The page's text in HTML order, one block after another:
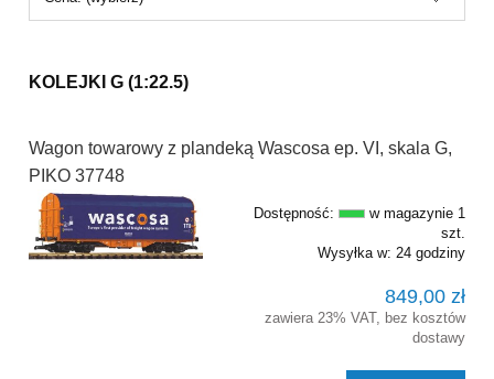
KOLEJKI G (1:22.5)
Wagon towarowy z plandeką Wascosa ep. VI, skala G,
PIKO 37748
Dostępność:
w magazynie 1
szt.
Wysyłka w: 24 godziny
849,00 zł
zawiera 23% VAT, bez kosztów
dostawy